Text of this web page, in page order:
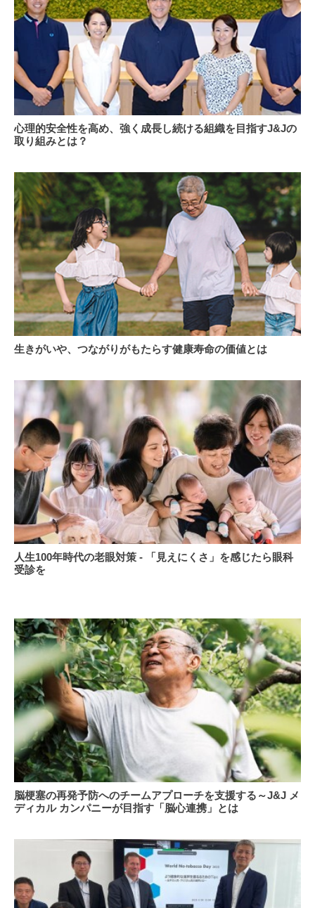
医
く
特
徴
見
え
方
い
か？
紫
外
に
よ
る
の
病
気
を
知
ろ
う
心
理
全
性
を
高
め、
強
く
成
長
し
続
け
る
目
指
す
J&J
の
取
り
組
み
と
は？
心理的安全性を高め、強く成長し続ける組織を目指すJ&Jの
取り組みとは？
生
き
や、
つ
な
が
り
が
も
ら
す
康
寿
価
値
と
生きがいや、つながりがもたらす健康寿命の価値とは
人
生
100
代
の
老
対
策 - 「見
え
に
く
さ」
を
感
じ
た
眼
診
を
人生100年時代の老眼対策 - 「見えにくさ」を感じたら眼科
受診を
脳
梗
予
防
脳梗塞の再発予防へのチームアプローチを支援する～J&J メ
ディカル カンパニーが目指す「脳心連携」とは